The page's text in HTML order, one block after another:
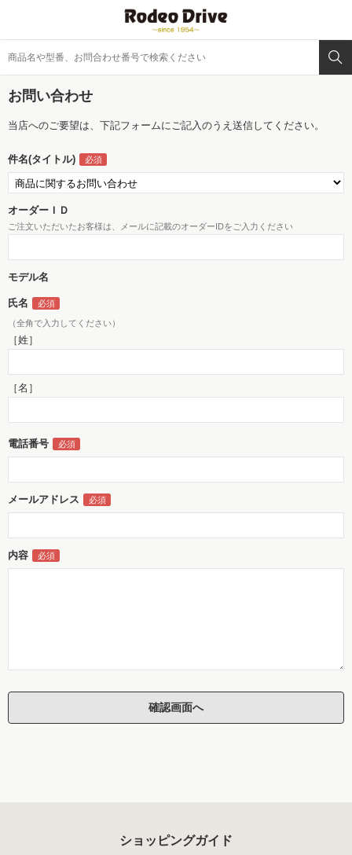
お問い合わせ
当店へのご要望は、下記フォームにご記入のうえ送信してください。
件名(タイトル)
オーダーＩＤ
ご注文いただいたお客様は、メールに記載のオーダーIDをご入力ください
モデル名
氏名
（全角で入力してください）
［姓］
［名］
電話番号
メールアドレス
内容
ショッピングガイド